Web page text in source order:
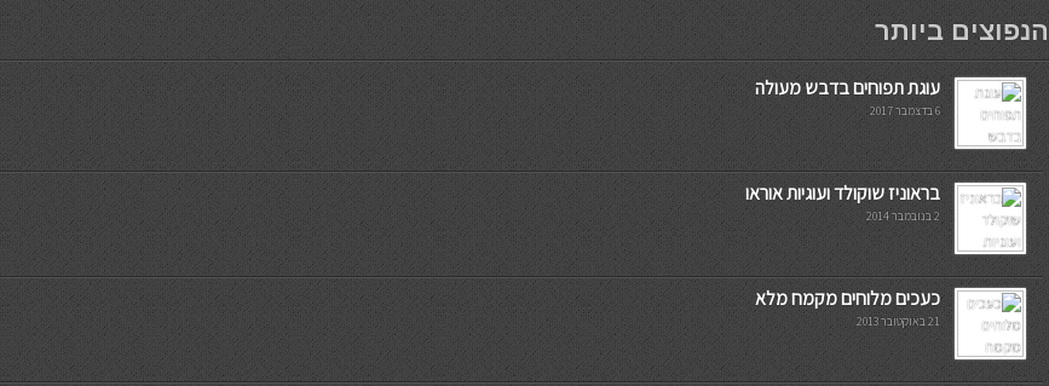
мостбет кг
הנפוצים ביותר
עוגת תפוחים בדבש מעולה
6 בדצמבר 2017
בראוניז שוקולד ועוגיות אוראו
2 בנובמבר 2014
כעכים מלוחים מקמח מלא
21 באוקטובר 2013